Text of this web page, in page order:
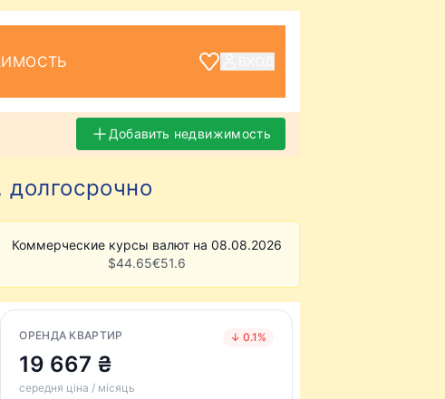
Добавить недвижимость
Коммерческие курсы валют на 08.08.2026
$44.65€51.6
ОРЕНДА КВАРТИР ↓ 0.1%
19 667 ₴
середня ціна / місяць